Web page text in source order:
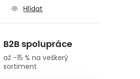
Hlídat
B2B spolupráce
až -15 % na veškerý
sortiment